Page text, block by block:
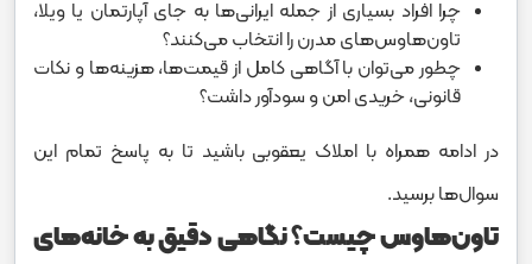
چرا افراد بسیاری از جمله ایرانی‌ها به جای آپارتمان یا ویلا،
تاون‌هاوس‌های مدرن را انتخاب می‌کنند؟
چطور می‌توان با آگاهی کامل از قیمت‌ها، هزینه‌ها و نکات
قانونی، خریدی امن و سودآور داشت؟
در ادامه همراه با املاک یعقوبی باشید تا به پاسخ تمام این
سوال‌ها برسید.
تاون‌هاوس چیست؟ نگاهی دقیق به خانه‌های